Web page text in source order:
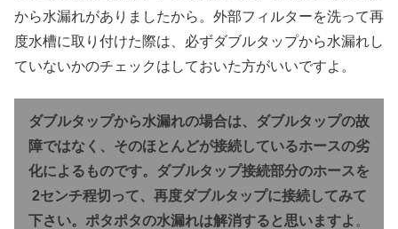
から水漏れがありましたから。外部フィルターを洗って再
度水槽に取り付けた際は、必ずダブルタップから水漏れし
ていないかのチェックはしておいた方がいいですよ。
ダブルタップから水漏れの場合は、ダブルタップの故
障ではなく、そのほとんどが接続しているホースの劣
化によるものです。ダブルタップ接続部分のホースを
2センチ程切って、再度ダブルタップに接続してみて
下さい。ポタポタの水漏れは解消すると思いますよ 。